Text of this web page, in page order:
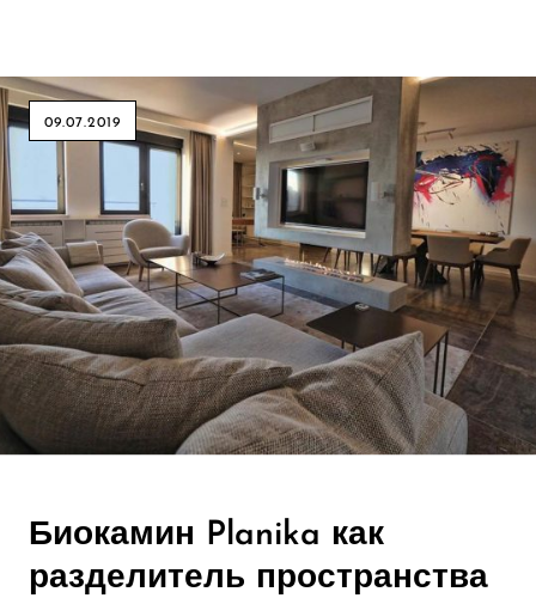
09.07.2019
Биокамин Planika как
разделитель пространства